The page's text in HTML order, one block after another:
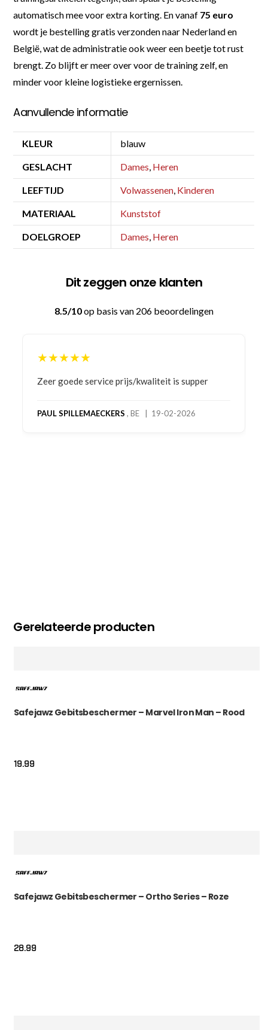
automatisch mee voor extra korting. En vanaf 75 euro
wordt je bestelling gratis verzonden naar Nederland en
België, wat de administratie ook weer een beetje tot rust
brengt. Zo blijft er meer over voor de training zelf, en
minder voor kleine logistieke ergernissen.
Aanvullende informatie
KLEUR blauw
GESLACHT Dames, Heren
LEEFTIJD Volwassenen, Kinderen
MATERIAAL Kunststof
DOELGROEP Dames, Heren
Dit zeggen onze klanten
8.5/10op basis van 206 beoordelingen
★★★★★
Bestelling gedaan vanwege goede prijzen en
bestelling al ontvangen met gifts, waardoor je
Gerelateerde producten
Safejawz Gebitsbeschermer – Marvel Iron Man – Rood
19.99
Safejawz Gebitsbeschermer – Ortho Series – Roze
28.99